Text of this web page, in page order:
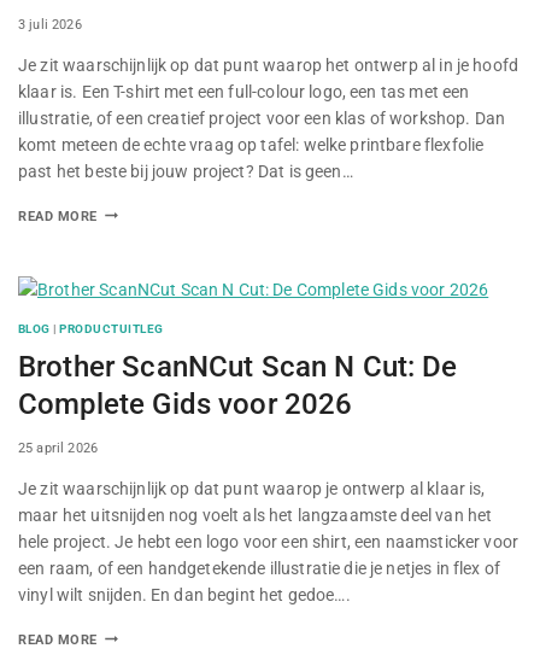
By
3 juli 2026
Je zit waarschijnlijk op dat punt waarop het ontwerp al in je hoofd
klaar is. Een T-shirt met een full-colour logo, een tas met een
illustratie, of een creatief project voor een klas of workshop. Dan
komt meteen de echte vraag op tafel: welke printbare flexfolie
past het beste bij jouw project? Dat is geen…
READ MORE
BLOG |PRODUCTUITLEG
Brother ScanNCut Scan N Cut: De
Complete Gids voor 2026
By
25 april 2026
Je zit waarschijnlijk op dat punt waarop je ontwerp al klaar is,
maar het uitsnijden nog voelt als het langzaamste deel van het
hele project. Je hebt een logo voor een shirt, een naamsticker voor
een raam, of een handgetekende illustratie die je netjes in flex of
vinyl wilt snijden. En dan begint het gedoe….
READ MORE